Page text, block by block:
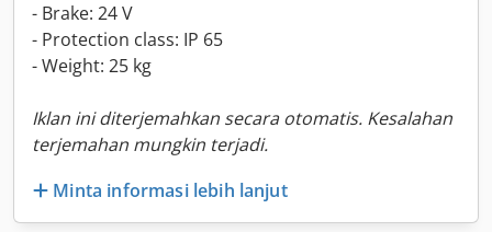
- Brake: 24 V
- Protection class: IP 65
- Weight: 25 kg
Iklan ini diterjemahkan secara otomatis. Kesalahan
terjemahan mungkin terjadi.
Minta informasi lebih lanjut